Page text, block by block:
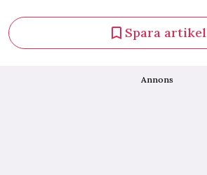
Spara artikel
Annons